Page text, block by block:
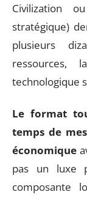
Civilization
stratégique)
plusieurs
ressources,
technologique
Le format
temps de
économique
pas un luxe
composante